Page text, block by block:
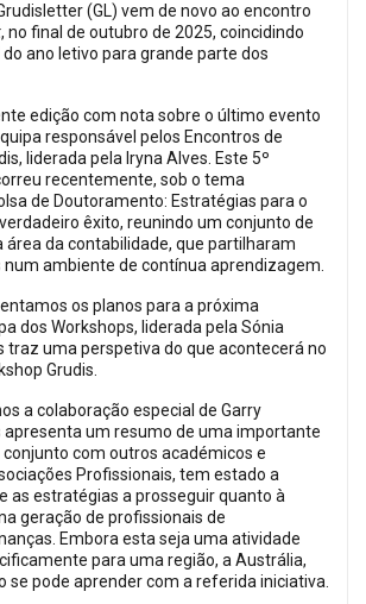
(GL) vem de novo ao encontro
, no final de outubro de 2025, coincidindo
ano letivo para grande parte dos
edição com nota sobre o último evento
responsável pelos Encontros de
liderada pela Iryna Alves. Este 5º
recentemente, sob o tema
de Doutoramento: Estratégias para o
êxito, reunindo um conjunto de
área da contabilidade, que partilharam
num ambiente de contínua aprendizagem.
os planos para a próxima
dos Workshops, liderada pela Sónia
traz uma perspetiva do que acontecerá no
Grudis.
a colaboração especial de Garry
apresenta um resumo de uma importante
com outros académicos e
Profissionais, tem estado a
as estratégias a prosseguir quanto à
geração de profissionais de
Embora esta seja uma atividade
para uma região, a Austrália,
se pode aprender com a referida iniciativa.